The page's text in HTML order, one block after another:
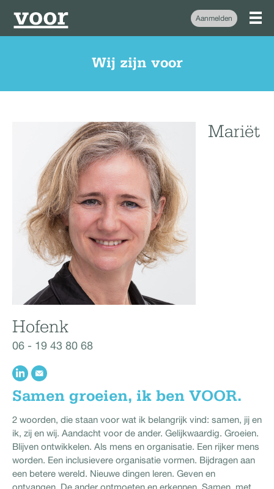
Aanmelden
Wij zijn voor
Mariët
Hofenk
06 - 19 43 80 68
Samen groeien, ik ben VOOR.
2 woorden, die staan voor wat ik belangrijk vind: samen, jij en
ik, zij en wij. Aandacht voor de ander. Gelijkwaardig. Groeien.
Blijven ontwikkelen. Als mens en organisatie. Een rijker mens
worden. Een inclusievere organisatie vormen. Bijdragen aan
een betere wereld. Nieuwe dingen leren. Geven en
ontvangen. De ander ontmoeten en erkennen. Samen, met